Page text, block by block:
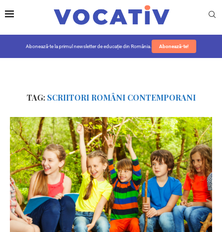
Abonează-te la primul newsletter de educație din România. Abonează-te!
TAG: SCRIITORI ROMÂNI CONTEMPORANI